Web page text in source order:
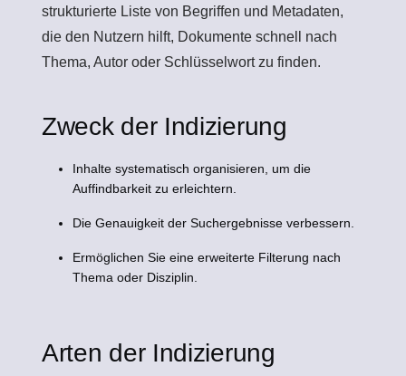
strukturierte Liste von Begriffen und Metadaten,
die den Nutzern hilft, Dokumente schnell nach
Thema, Autor oder Schlüsselwort zu finden.
Zweck der Indizierung
Inhalte systematisch organisieren, um die
Auffindbarkeit zu erleichtern.
Die Genauigkeit der Suchergebnisse verbessern.
Ermöglichen Sie eine erweiterte Filterung nach
Thema oder Disziplin.
Arten der Indizierung